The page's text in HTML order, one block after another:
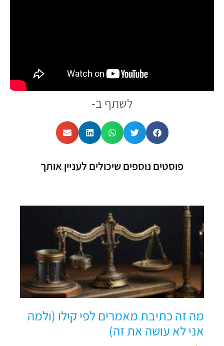
לשתף ב-
פוסטים נוספים שיכולים לעניין אותך
מה זה כתיבת מאמרים לפי קילו (ולמה
אני לא עושה את זה)